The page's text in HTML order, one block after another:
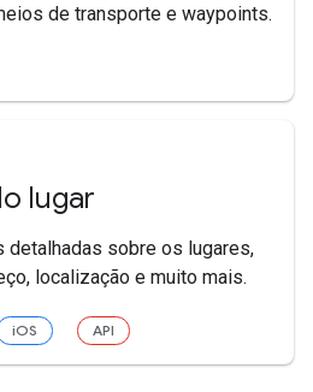
de transporte e waypoints.
lugar
sobre os lugares,
localização e muito mais.
iOS API